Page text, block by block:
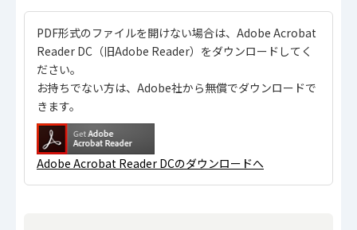
PDF形式のファイルを開けない場合は、Adobe Acrobat
Reader DC（旧Adobe Reader）をダウンロードしてく
ださい。
お持ちでない方は、Adobe社から無償でダウンロードで
きます。
Adobe Acrobat Reader DCのダウンロードへ